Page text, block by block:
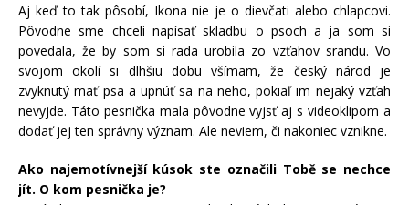
Aj keď to tak pôsobí, Ikona nie je o dievčati alebo chlapcovi.
Pôvodne sme chceli napísať skladbu o psoch a ja som si
povedala, že by som si rada urobila zo vzťahov srandu. Vo
svojom okolí si dlhšiu dobu všímam, že český národ je
zvyknutý mať psa a upnúť sa na neho, pokiaľ im nejaký vzťah
nevyjde. Táto pesnička mala pôvodne vyjsť aj s videoklipom a
dodať jej ten správny význam. Ale neviem, či nakoniec vznikne.
Ako najemotívnejší kúsok ste označili Tobě se nechce
jít. O kom pesnička je?